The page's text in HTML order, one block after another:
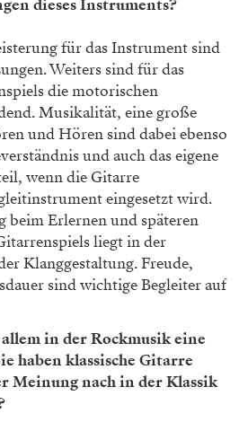
dieses Instruments?
für das Instrument sind
Weiters sind für das
die motorischen
Musikalität, eine große
und Hören sind dabei ebenso
und auch das eigene
wenn die Gitarre
eingesetzt wird.
beim Erlernen und späteren
liegt in der
Klanggestaltung. Freude,
sind wichtige Begleiter auf
in der Rockmusik eine
haben klassische Gitarre
Meinung nach in der Klassik